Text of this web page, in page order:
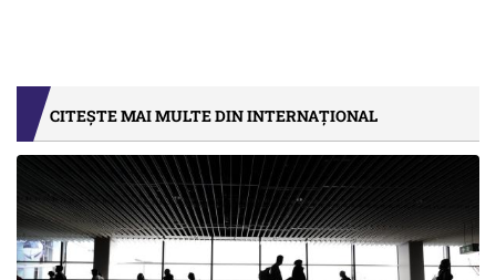
CITEȘTE MAI MULTE DIN INTERNAȚIONAL